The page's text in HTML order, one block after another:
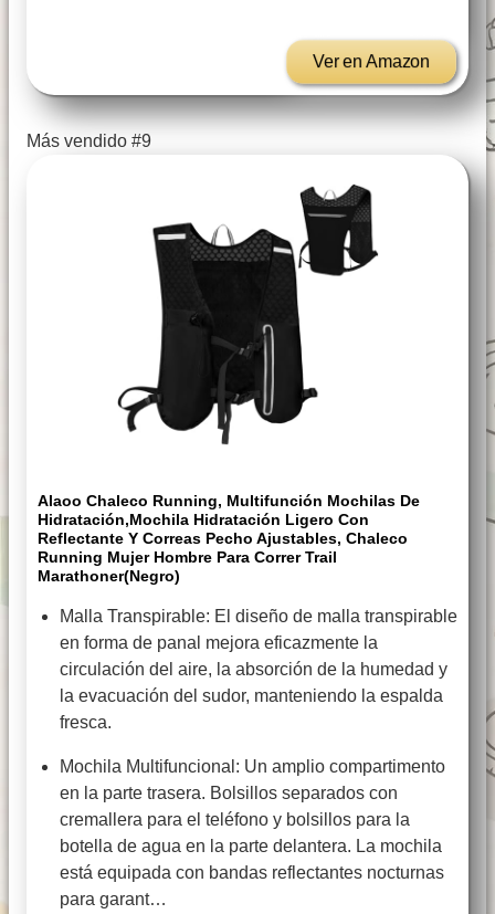
Ver en Amazon
Más vendido #9
Alaoo Chaleco Running, Multifunción Mochilas De
Hidratación,Mochila Hidratación Ligero Con
Reflectante Y Correas Pecho Ajustables, Chaleco
Running Mujer Hombre Para Correr Trail
Marathoner(Negro)
Malla Transpirable: El diseño de malla transpirable
en forma de panal mejora eficazmente la
circulación del aire, la absorción de la humedad y
la evacuación del sudor, manteniendo la espalda
fresca.
Mochila Multifuncional: Un amplio compartimento
en la parte trasera. Bolsillos separados con
cremallera para el teléfono y bolsillos para la
botella de agua en la parte delantera. La mochila
está equipada con bandas reflectantes nocturnas
para garant…